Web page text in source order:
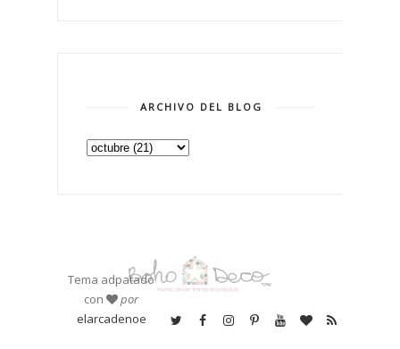
ARCHIVO DEL BLOG
Tema adpatado
con
por
elarcadenoe